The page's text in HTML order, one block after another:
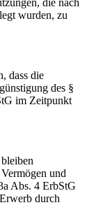
die nach
wurden, zu
dass die
des §
im Zeitpunkt
und
Abs. 4 ErbStG
durch